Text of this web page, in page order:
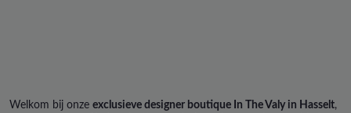
Welkom bij onze exclusieve designer boutique In The Valy in Hasselt,